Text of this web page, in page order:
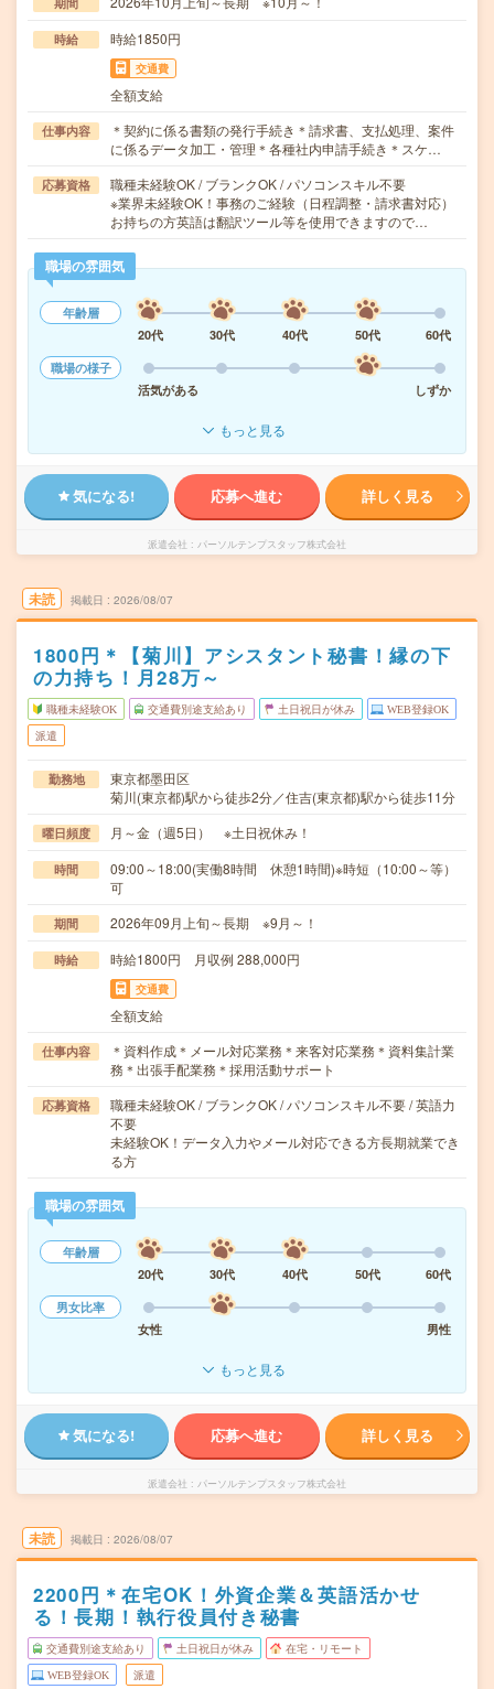
時給 時給1850円
交通費
全額支給
仕事内容
＊契約に係る書類の発行手続き＊請求書、支払処理、案件
に係るデータ加工・管理＊各種社内申請手続き＊スケ…
応募資格
職種未経験OK / ブランクOK / パソコンスキル不要
※業界未経験OK！事務のご経験（日程調整・請求書対応）
お持ちの方英語は翻訳ツール等を使用できますので…
職場の雰囲気
年齢層
20代
30代 40代 50代
60代
職場の様子
活気がある
しずか
もっと見る
気になる! 応募へ進む 詳しく見る
派遣会社 パーソルテンプスタッフ株式会社
未読 掲載日 2026/08/07
1800円＊【菊川】アシスタント秘書！縁の下
の力持ち！月28万～
職種未経験OK 交通費別途支給あり 土日祝日が休み WEB登録OK
派遣
勤務地
東京都墨田区
菊川(東京都)駅から徒歩2分／住吉(東京都)駅から徒歩11分
曜日頻度 月～金（週5日） ※土日祝休み！
時間
09:00～18:00(実働8時間 休憩1時間)※時短（10:00～等）
可
期間 2026年09月上旬～長期 ※9月～！
時給 時給1800円 月収例 288,000円
交通費
全額支給
仕事内容
＊資料作成＊メール対応業務＊来客対応業務＊資料集計業
務＊出張手配業務＊採用活動サポート
応募資格
職種未経験OK / ブランクOK / パソコンスキル不要 / 英語力
不要
未経験OK！データ入力やメール対応できる方長期就業でき
る方
職場の雰囲気
年齢層
20代
30代 40代 50代
60代
男女比率
女性
男性
もっと見る
気になる! 応募へ進む 詳しく見る
派遣会社 パーソルテンプスタッフ株式会社
未読 掲載日 2026/08/07
2200円＊在宅OK！外資企業＆英語活かせ
る！長期！執行役員付き秘書
交通費別途支給あり 土日祝日が休み 在宅・リモート
WEB登録OK 派遣